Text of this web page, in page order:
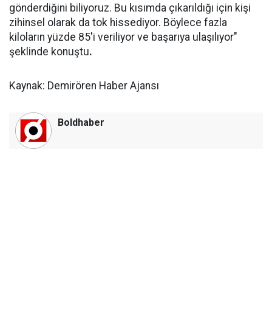
gönderdiğini biliyoruz. Bu kısımda çıkarıldığı için kişi
zihinsel olarak da tok hissediyor. Böylece fazla
kiloların yüzde 85'i veriliyor ve başarıya ulaşılıyor"
şeklinde konuştu.
Kaynak: Demirören Haber Ajansı
Boldhaber